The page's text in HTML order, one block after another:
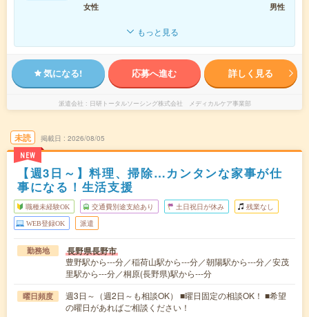
女性
男性
もっと見る
気になる! 応募へ進む 詳しく見る
派遣会社 日研トータルソーシング株式会社 メディカルケア事業部
未読
NEW
掲載日 2026/08/05
【週3日～】料理、掃除…カンタンな家事が仕
事になる！生活支援
職種未経験OK 交通費別途支給あり 土日祝日が休み 残業なし
WEB登録OK 派遣
勤務地 長野県長野市
豊野駅から---分／稲荷山駅から---分／朝陽駅から---分／安茂
里駅から---分／桐原(長野県)駅から---分
曜日頻度
週3日～（週2日～も相談OK） ■曜日固定の相談OK！ ■希望
の曜日があればご相談ください！